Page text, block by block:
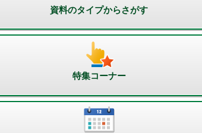
資料のタイプからさがす
特集コーナー